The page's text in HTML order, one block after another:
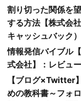
割り切った関係を
する方法【株式会
キャッシュバック）
情報発信バイブ
式会社】：レビュ
【ブログ×Twitter
めの教科書～フォ